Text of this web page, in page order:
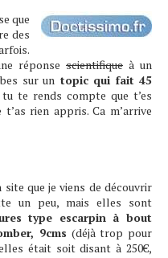
que
des
réponse scientifique à un
sur un topic qui fait 45
te rends compte que t’es
rien appris. Ca m’arrive
que je viens de découvrir
un peu, mais elles sont
type escarpin à bout
9cms (déjà trop pour
était soit disant à 250€,